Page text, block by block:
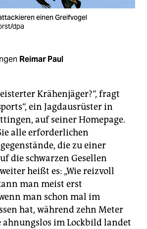
einen Greifvogel
dpa
Reimar Paul
Krähen­jäger?“, fragt
ein Jagdausrüster in
auf seiner Homepage.
alle erforderlichen
die zu einer
die schwarzen Gesellen
heißt es: „Wie reizvoll
man meist erst
man schon mal im
hat, während zehn Meter
ahnungslos im Lockbild landet